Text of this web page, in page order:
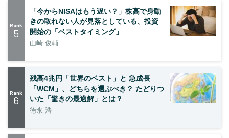
Rank
5
「今からNISAはもう遅い？」株高で身動
きの取れない人が見落としている、投資
開始の「ベストタイミング」
山崎 俊輔
Rank
6
残高4兆円「世界のベスト」と 急成長
「WCM」、どちらを選ぶべき？ たどりつ
いた「驚きの最適解」とは？
徳永 浩